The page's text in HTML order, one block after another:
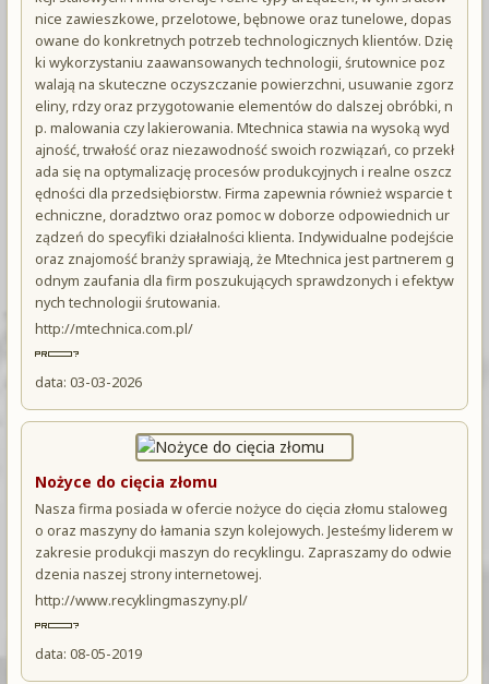
nice zawieszkowe, przelotowe, bębnowe oraz tunelowe, dopas
owane do konkretnych potrzeb technologicznych klientów. Dzię
ki wykorzystaniu zaawansowanych technologii, śrutownice poz
walają na skuteczne oczyszczanie powierzchni, usuwanie zgorz
eliny, rdzy oraz przygotowanie elementów do dalszej obróbki, n
p. malowania czy lakierowania. Mtechnica stawia na wysoką wyd
ajność, trwałość oraz niezawodność swoich rozwiązań, co przekł
ada się na optymalizację procesów produkcyjnych i realne oszcz
ędności dla przedsiębiorstw. Firma zapewnia również wsparcie t
echniczne, doradztwo oraz pomoc w doborze odpowiednich ur
ządzeń do specyfiki działalności klienta. Indywidualne podejście
oraz znajomość branży sprawiają, że Mtechnica jest partnerem g
odnym zaufania dla firm poszukujących sprawdzonych i efektyw
nych technologii śrutowania.
http://mtechnica.com.pl/
data: 03-03-2026
Nożyce do cięcia złomu
Nasza firma posiada w ofercie nożyce do cięcia złomu staloweg
o oraz maszyny do łamania szyn kolejowych. Jesteśmy liderem w
zakresie produkcji maszyn do recyklingu. Zapraszamy do odwie
dzenia naszej strony internetowej.
http://www.recyklingmaszyny.pl/
data: 08-05-2019